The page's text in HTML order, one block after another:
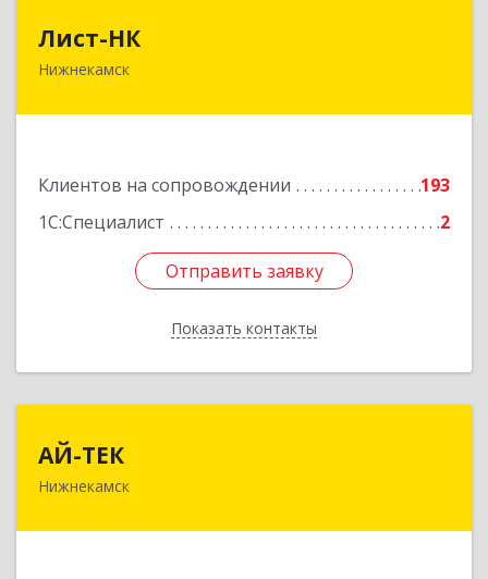
Лист-НК
Нижнекамск
Клиентов на сопровождении
193
1С:Специалист
2
Отправить заявку
Показать контакты
423585, Татарстан Респ, Нижнекамский р-н,
Отправить заявку
Назад
АЙ-ТЕК
Нижнекамск
423570, Татарстан Респ, Нижнекамский р-н,